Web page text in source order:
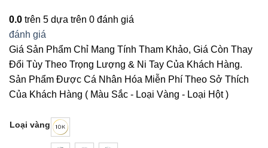
0.0 trên 5 dựa trên 0 đánh giá
đánh giá
Giá Sản Phẩm Chỉ Mang Tính Tham Khảo, Giá Còn Thay
Đổi Tùy Theo Trọng Lượng & Ni Tay Của Khách Hàng.
Sản Phẩm Được Cá Nhân Hóa Miễn Phí Theo Sở Thích
Của Khách Hàng ( Màu Sắc - Loại Vàng - Loại Hột )
Loại vàng